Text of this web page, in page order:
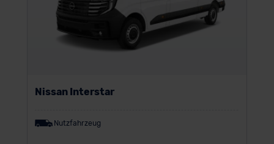
Nissan Interstar
Nutzfahrzeug